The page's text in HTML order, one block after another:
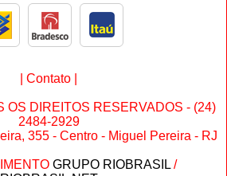
Contato
OS DIREITOS RESERVADOS - (24)
2484-2929
355 - Centro - Miguel Pereira - RJ
GRUPO RIOBRASIL/